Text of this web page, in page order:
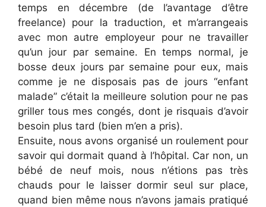
temps en décembre (de l’avantage d’être
freelance) pour la traduction, et m’arrangeais
avec mon autre employeur pour ne travailler
qu’un jour par semaine. En temps normal, je
bosse deux jours par semaine pour eux, mais
comme je ne disposais pas de jours “enfant
malade” c’était la meilleure solution pour ne pas
griller tous mes congés, dont je risquais d’avoir
besoin plus tard (bien m’en a pris).
Ensuite, nous avons organisé un roulement pour
savoir qui dormait quand à l’hôpital. Car non, un
bébé de neuf mois, nous n’étions pas très
chauds pour le laisser dormir seul sur place,
quand bien même nous n’avons jamais pratiqué